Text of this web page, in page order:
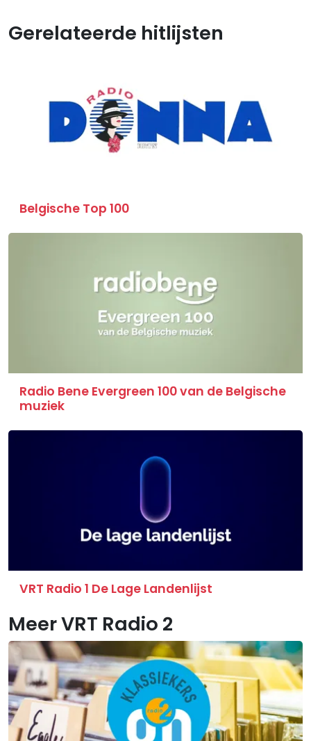
Gerelateerde hitlijsten
Belgische Top 100
Radio Bene Evergreen 100 van de Belgische
muziek
VRT Radio 1 De Lage Landenlijst
Meer VRT Radio 2